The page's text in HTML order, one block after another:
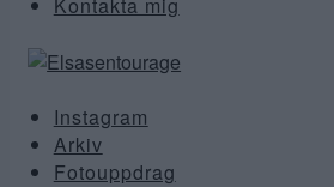
Kontakta mig
Instagram
Arkiv
Fotouppdrag